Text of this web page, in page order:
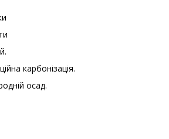
карбонізація.
осад.